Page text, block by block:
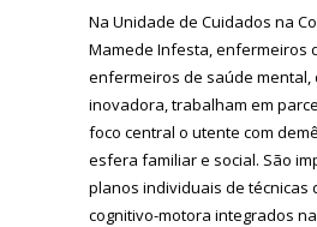
Na Unidade de Cuidados na
Mamede Infesta, enfermeiros
enfermeiros de saúde mental,
inovadora, trabalham em
foco central o utente com
esfera familiar e social. São
planos individuais de técnicas
cognitivo-motora integrados